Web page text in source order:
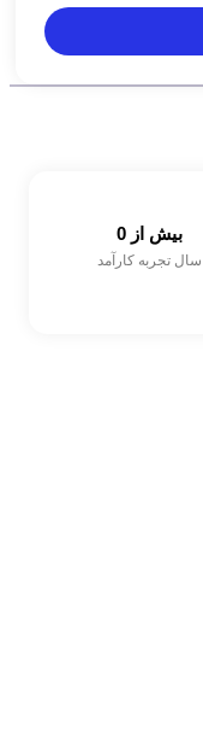
سال تجربه کارآمد
بیش از 0